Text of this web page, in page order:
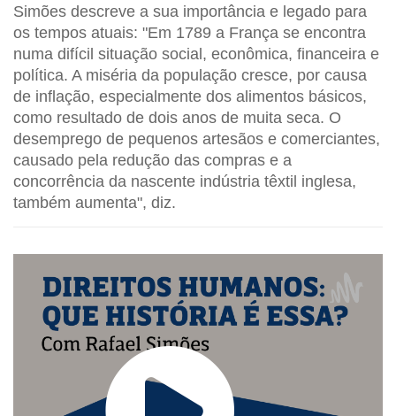
Simões descreve a sua importância e legado para
os tempos atuais: "Em 1789 a França se encontra
numa difícil situação social, econômica, financeira e
política. A miséria da população cresce, por causa
de inflação, especialmente dos alimentos básicos,
como resultado de dois anos de muita seca. O
desemprego de pequenos artesãos e comerciantes,
causado pela redução das compras e a
concorrência da nascente indústria têxtil inglesa,
também aumenta", diz.